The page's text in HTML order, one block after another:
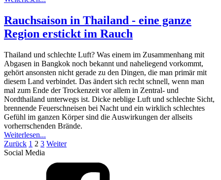
Rauchsaison in Thailand - eine ganze
Region erstickt im Rauch
Thailand und schlechte Luft? Was einem im Zusammenhang mit
Abgasen in Bangkok noch bekannt und naheliegend vorkommt,
gehört ansonsten nicht gerade zu den Dingen, die man primär mit
diesem Land verbindet. Das ändert sich recht schnell, wenn man
mal zum Ende der Trockenzeit vor allem in Zentral- und
Nordthailand unterwegs ist. Dicke neblige Luft und schlechte Sicht,
brennende Feuerschneisen bei Nacht und ein wirklich schlechtes
Gefühl im ganzen Körper sind die Auswirkungen der allseits
vorherrschenden Brände.
Weiterlesen...
Zurück 1 2 3 Weiter
Social Media